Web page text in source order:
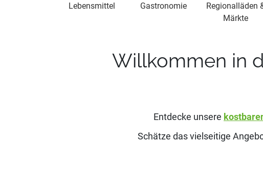
Lebensmittel Gastronomie
Regionalläden
Märkte
Willkommen in
Entdecke unsere
Schätze das vielseitige